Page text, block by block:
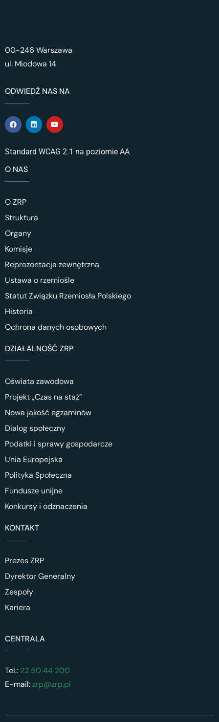
00-246 Warszawa
ul. Miodowa 14
ODWIEDŹ NAS NA
Standard WCAG 2.1 na poziomie AA
O NAS
O ZRP
Struktura
Organy
Komisje
Reprezentacja zewnętrzna
Ustawa o rzemiośle
Statut Związku Rzemiosła Polskiego
Historia
Ochrona danych osobowych
DZIAŁALNOŚĆ ZRP
Oświata zawodowa
Projekt „Czas na staż”
Nowa jakość egzaminów
Dialog społeczny
Podatki i sprawy gospodarcze
Unia Europejska
Polityka Społeczna
Fundusze unijne
Konkursy i odznaczenia
KONTAKT
Prezes ZRP
Dyrektor Generalny
Zespoły
Kariera
CENTRALA
Tel.: 22 50 44 200
E-mail:zrp@zrp.pl